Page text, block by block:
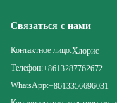
Связаться с нами
Контактное лицо:Хлорис
Телефон:+8613287762672
WhatsApp:+8613356696031